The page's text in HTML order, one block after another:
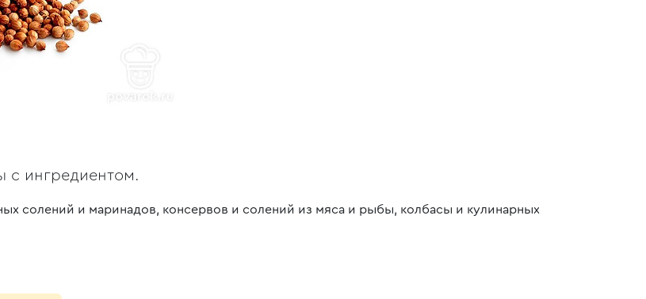
с ингредиентом.
солений и маринадов, консервов и солений из мяса и рыбы, колбасы и кулинарных